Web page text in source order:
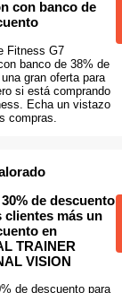
con banco de
Fitness G7
banco de 38% de
gran oferta para
si está comprando
Echa un vistazo
compras.
de descuento
clientes más un
en
TRAINER
VISION
de descuento para